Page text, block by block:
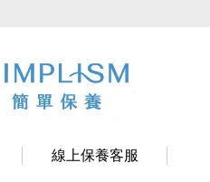
線上保養客服